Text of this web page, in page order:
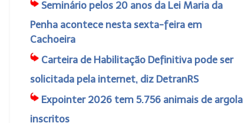
Seminário pelos 20 anos da Lei Maria da
Penha acontece nesta sexta-feira em
Cachoeira
Carteira de Habilitação Definitiva pode ser
solicitada pela internet, diz DetranRS
Expointer 2026 tem 5.756 animais de argola
inscritos